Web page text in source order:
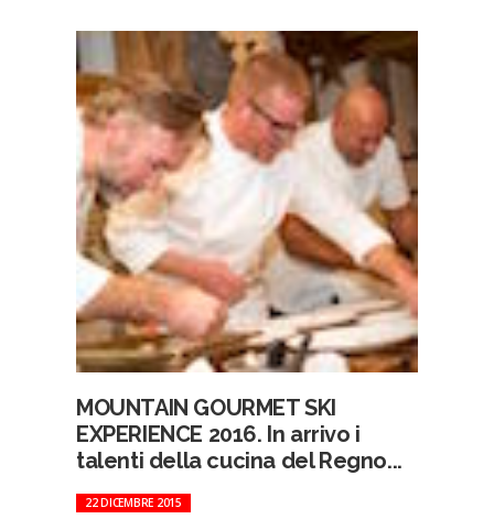
MOUNTAIN GOURMET SKI
EXPERIENCE 2016. In arrivo i
talenti della cucina del Regno...
22 DICEMBRE 2015